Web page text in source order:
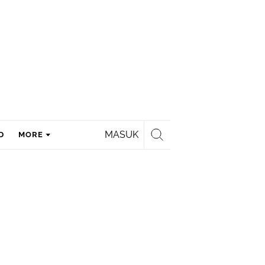
MASUK
MORE